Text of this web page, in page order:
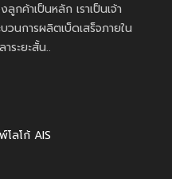
กค้าเป็นหลัก เราเป็นเจ้า
วนการผลิตเบ็ดเสร็จภายใน
ระยะสั้น..
ลโก้ AIS